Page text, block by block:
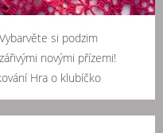
Vybarvěte si podzim
zářivými novými přízemi!
Hra o klubíčko